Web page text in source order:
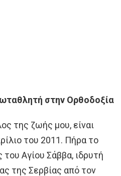
στην Ορθοδοξία
της ζωής μου, είναι
του 2011. Πήρα το
Αγίου Σάββα, ιδρυτή
της Σερβίας από τον